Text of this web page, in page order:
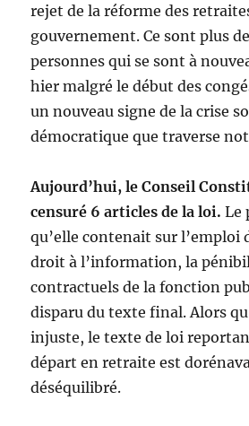
rejet de la réforme des
gouvernement. Ce sont plus
personnes qui se sont à
hier malgré le début des
un nouveau signe de la crise
démocratique que traverse
Aujourd’hui, le Conseil
censuré 6 articles de la loi. Le
qu’elle contenait sur l’emploi
droit à l’information, la
contractuels de la fonction
disparu du texte final. Alors
injuste, le texte de loi
départ en retraite est
déséquilibré.